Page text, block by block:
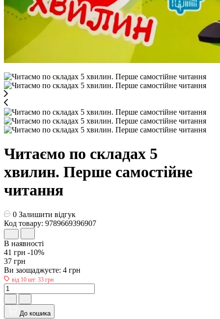
Читаємо по складах 5
хвилин. Перше самостійне
читання
0 Залишити відгук
Код товару: 9789669396907
В наявності
41 грн -10%
37 грн
Ви заощаджуєте: 4 грн
від 10 шт: 33 грн
До кошика